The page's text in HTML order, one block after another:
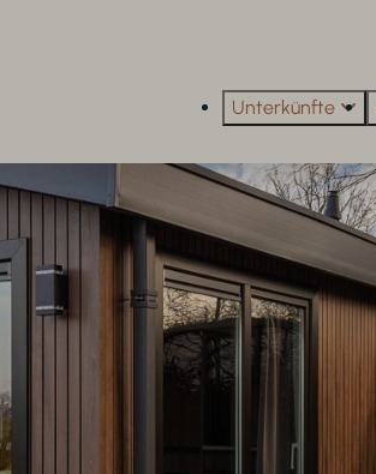
Unterkünfte